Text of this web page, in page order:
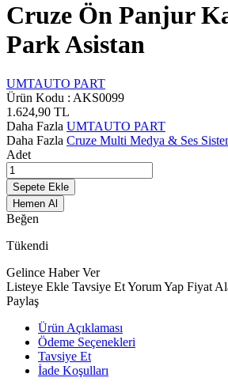
Cruze Ön Panjur
Park Asistan
UMTAUTO PART
Ürün Kodu : AKS0099
1.624,90 TL
Daha Fazla UMTAUTO PART
Daha Fazla Cruze Multi Medya & Ses
Adet
Sepete Ekle
Hemen Al
Beğen
Tükendi
Gelince Haber Ver
Listeye Ekle Tavsiye EtYorum Yap Fiyat
Paylaş
Ürün Açıklaması
Ödeme Seçenekleri
Tavsiye Et
İade Koşulları